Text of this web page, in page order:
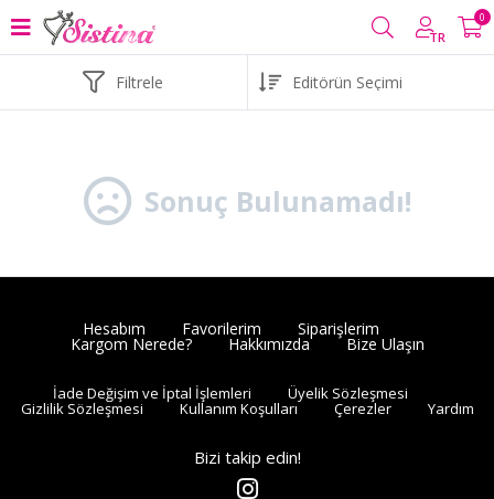
TR
0
Filtrele
Sonuç Bulunamadı!
Hesabım Favorilerim Siparişlerim
Kargom Nerede? Hakkımızda Bize Ulaşın
İade Değişim ve İptal İşlemleri Üyelik Sözleşmesi
Gizlilik Sözleşmesi Kullanım Koşulları Çerezler Yardım
Bizi takip edin!